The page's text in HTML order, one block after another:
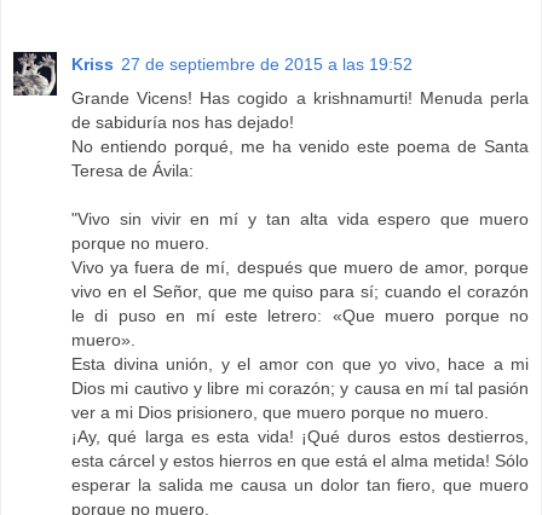
Kriss 27 de septiembre de 2015 a las 19:52
Grande Vicens! Has cogido a krishnamurti! Menuda perla
de sabiduría nos has dejado!
No entiendo porqué, me ha venido este poema de Santa
Teresa de Ávila:
"Vivo sin vivir en mí y tan alta vida espero que muero
porque no muero.
Vivo ya fuera de mí, después que muero de amor, porque
vivo en el Señor, que me quiso para sí; cuando el corazón
le di puso en mí este letrero: «Que muero porque no
muero».
Esta divina unión, y el amor con que yo vivo, hace a mi
Dios mi cautivo y libre mi corazón; y causa en mí tal pasión
ver a mi Dios prisionero, que muero porque no muero.
¡Ay, qué larga es esta vida! ¡Qué duros estos destierros,
esta cárcel y estos hierros en que está el alma metida! Sólo
esperar la salida me causa un dolor tan fiero, que muero
porque no muero.